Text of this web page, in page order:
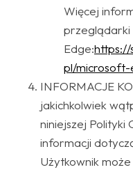
Więcej
przeglądarki
Edge:https://
pl/
INFORMACJE
jakichkolwiek
niniejszej Polityki
informacji
Użytkownik